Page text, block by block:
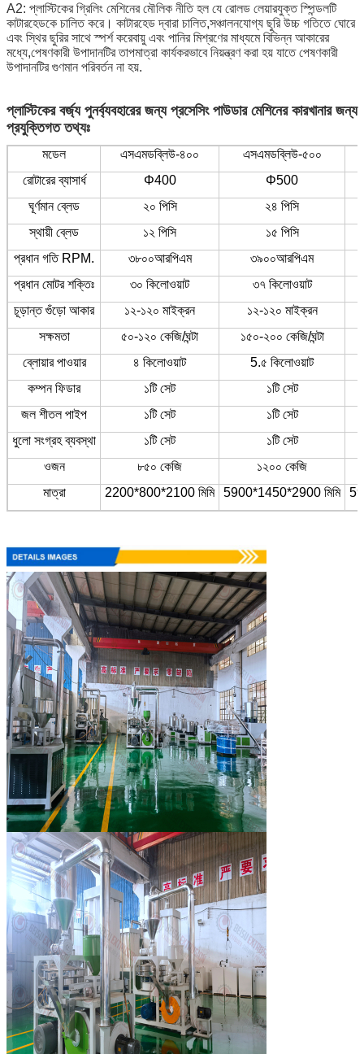
A2: প্লাস্টিকের গ্রিলিং মেশিনের মৌলিক নীতি হল যে রোলড লেয়ারযুক্ত স্পিন্ডলটি
কাটারহেডকে চালিত করে। কাটারহেড দ্বারা চালিত,সঞ্চালনযোগ্য ছুরি উচ্চ গতিতে ঘোরে
এবং স্থির ছুরির সাথে স্পর্শ করেবায়ু এবং পানির মিশ্রণের মাধ্যমে বিভিন্ন আকারের
মধ্যে,পেষণকারী উপাদানটির তাপমাত্রা কার্যকরভাবে নিয়ন্ত্রণ করা হয় যাতে পেষণকারী
উপাদানটির গুণমান পরিবর্তন না হয়.
প্লাস্টিকের বর্জ্য পুনর্ব্যবহারের জন্য প্রসেসিং পাউডার মেশিনের কারখানার জন্য
প্রযুক্তিগত তথ্যঃ
মডেল এসএমডব্লিউ-৪০০
এসএমডব্লিউ-৫০০
রোটারের ব্যাসার্ধ
Φ400
Φ500
ঘূর্ণমান ব্লেড
২০ পিসি
২৪ পিসি
স্থায়ী ব্লেড
১২ পিসি
১৫ পিসি
প্রধান গতি RPM.
৩৮০০আরপিএম
৩৯০০আরপিএম
প্রধান মোটর শক্তিঃ
৩০ কিলোওয়াট
৩৭ কিলোওয়াট
চূড়ান্ত গুঁড়ো আকার
১২-১২০ মাইক্রন
১২-১২০ মাইক্রন
সক্ষমতা
৫০-১২০ কেজি/ঘন্টা
১৫০-২০০ কেজি/ঘন্টা
ব্লোয়ার পাওয়ার
৪ কিলোওয়াট
5.৫ কিলোওয়াট
কম্পন ফিডার
১টি সেট
১টি সেট
জল শীতল পাইপ
১টি সেট
১টি সেট
ধুলো সংগ্রহ ব্যবস্থা
১টি সেট
১টি সেট
ওজন
৮৫০ কেজি
১২০০ কেজি
মাত্রা
2200*800*2100 মিমি 5900*1450*2900 মিমি